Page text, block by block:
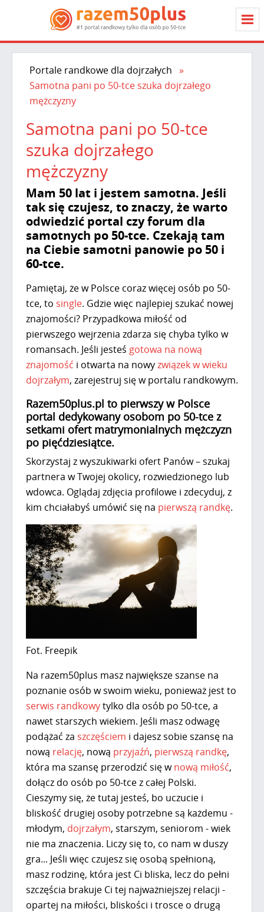
Portale randkowe dla dojrzałych
Samotna pani po 50-tce szuka dojrzałego
mężczyzny
Samotna pani po 50-tce
szuka dojrzałego
mężczyzny
Mam 50 lat i jestem samotna. Jeśli
tak się czujesz, to znaczy, że warto
odwiedzić portal czy forum dla
samotnych po 50-tce. Czekają tam
na Ciebie samotni panowie po 50 i
60-tce.
Pamiętaj, że w Polsce coraz więcej osób po 50-
tce, to single. Gdzie więc najlepiej szukać nowej
znajomości? Przypadkowa miłość od
pierwszego wejrzenia zdarza się chyba tylko w
romansach. Jeśli jesteś gotowa na nową
znajomość i otwarta na nowyzwiązek w wieku
dojrzałym, zarejestruj się wportalu randkowym.
Razem50plus.pl to pierwszy w Polsce
portal dedykowany osobom po 50-tce z
setkami ofert matrymonialnych mężczyzn
po pięćdziesiątce.
Skorzystaj z wyszukiwarki ofert Panów – szukaj
partnera w Twojej okolicy, rozwiedzionego lub
wdowca. Oglądaj zdjęcia profilowe i zdecyduj, z
kim chciałabyś umówić się na pierwszą randkę.
Fot. Freepik
Na razem50plus masz największe szanse na
poznanie osób w swoim wieku, ponieważ jest to
serwis randkowytylko dla osób po 50-tce, a
nawet starszych wiekiem. Jeśli masz odwagę
podążać za szczęściem i dajesz sobie szansę na
nową relację, nową przyjaźń, pierwszą randkę,
która ma szansę przerodzić się wnową miłość,
dołącz do osób po 50-tce z całej Polski.
Cieszymy się, że tutaj jesteś, bo uczucie i
bliskość drugiej osoby potrzebne są każdemu -
młodym, dojrzałym, starszym, seniorom - wiek
nie ma znaczenia. Liczy się to, co nam w duszy
gra... Jeśli więc czujesz się osobą spełnioną,
masz rodzinę, która jest Ci bliska, lecz do pełni
szczęścia brakuje Ci tej najważniejszej relacji -
opartej na miłości, bliskości i trosce o drugą